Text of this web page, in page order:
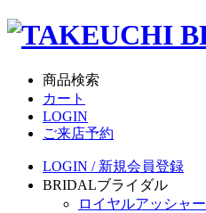
商品検索
カート
LOGIN
ご来店予約
LOGIN / 新規会員登録
BRIDALブライダル
ロイヤルアッシャー